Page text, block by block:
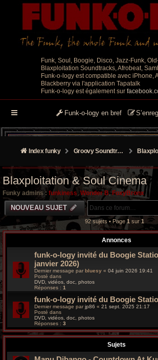
Funk, Soul, Boogie, Disco, Jazz-Funk,
Blaxploitation Soundtracks, Afrobeat,
Funk-o-logy est compatible avec iPhone,
Blackberry via l'application Tapatalk
Funk-o-logy est également sur
Funk-o-logy en bref
Index funky Groovy Soundtracks
Blaxploitation & Soul Cinema
Funky admins : funkiness, Wonder B,FoxyBronx
NOUVEAU SUJET
92 sujets • Page 1 sur 1
Annonces
funk-o-logy invité du Boogie
janvier 2026)
Dernier message par bluesy « 04 juin 2026 19:41
Posté dans
DVD, vidéos, doc, photos
Réponses : 1
funk-o-logy invité du Boogie
Dernier message parjp86 « 21 sept. 2025 21:17
Posté dans
DVD, vidéos, doc, photos
Réponses : 3
Sujets